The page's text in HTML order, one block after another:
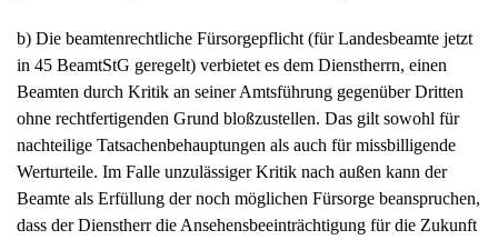
b) Die beamtenrechtliche Fürsorgepflicht (für Landesbeamte jetzt
in 45 BeamtStG geregelt) verbietet es dem Dienstherrn, einen
Beamten durch Kritik an seiner Amtsführung gegenüber Dritten
ohne rechtfertigenden Grund bloßzustellen. Das gilt sowohl für
nachteilige Tatsachenbehauptungen als auch für missbilligende
Werturteile. Im Falle unzulässiger Kritik nach außen kann der
Beamte als Erfüllung der noch möglichen Fürsorge beanspruchen,
dass der Dienstherr die Ansehensbeeinträchtigung für die Zukunft